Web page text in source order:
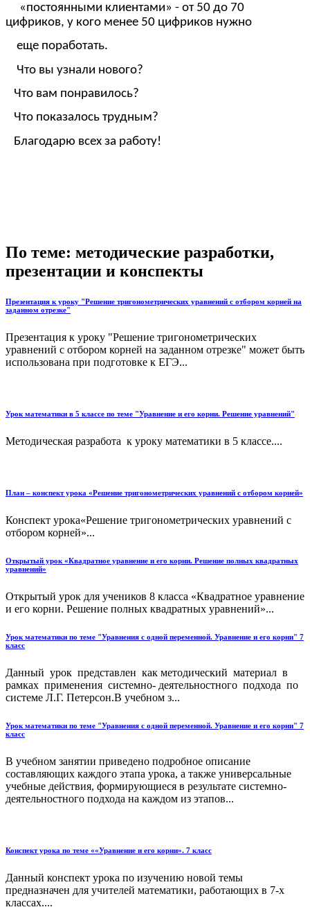
«постоянными клиентами» - от 50 до 70
цифриков, у кого менее 50 цифриков нужно
еще поработать.
Что вы узнали нового?
Что вам понравилось?
Что показалось трудным?
Благодарю всех за работу!
По теме: методические разработки,
презентации и конспекты
Презентация к уроку "Решение тригонометрических уравнений с отбором корней на
заданном отрезке"
Презентация к уроку "Решение тригонометрических
уравнений с отбором корней на заданном отрезке" может быть
использована при подготовке к ЕГЭ...
Урок математики в 5 классе по теме "Уравнение и его корни. Решение уравнений"
Методическая разработа к уроку математики в 5 классе....
План – конспект урока «Решение тригонометрических уравнений с отбором корней»
Конспект урока«Решение тригонометрических уравнений с
отбором корней»...
Открытый урок «Квадратное уравнение и его корни. Решение полных квадратных
уравнений»
Открытый урок для учеников 8 класса «Квадратное уравнение
и его корни. Решение полных квадратных уравнений»...
Урок математики по теме "Уравнения с одной переменной. Уравнение и его корни" 7
класс
Данный урок представлен как методический материал в
рамках применения системно- деятельностного подхода по
системе Л.Г. Петерсон.В учебном з...
Урок математики по теме "Уравнения с одной переменной. Уравнение и его корни" 7
класс
В учебном занятии приведено подробное описание
составляющих каждого этапа урока, а также универсальные
учебные действия, формирующиеся в результате системно-
деятельностного подхода на каждом из этапов...
Конспект урока по теме ««Уравнение и его корни». 7 класс
Данный конспект урока по изучению новой темы
предназначен для учителей математики, работающих в 7-х
классах....